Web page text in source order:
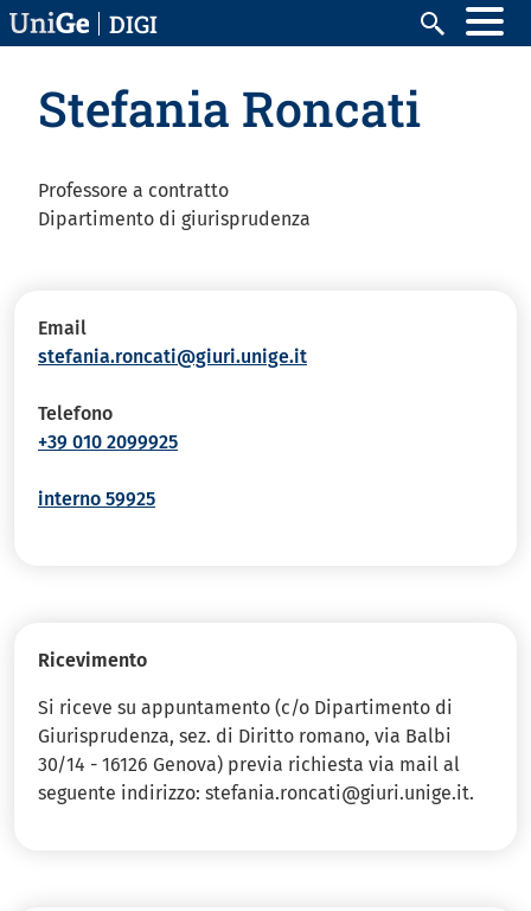
Salta al contenuto principale
DIGI Cerca
Stefania Roncati
Professore a contratto
Dipartimento di giurisprudenza
Email
stefania.roncati@giuri.unige.it
Telefono
+39 010 2099925
interno 59925
Ricevimento
Si riceve su appuntamento (c/o Dipartimento di
Giurisprudenza, sez. di Diritto romano, via Balbi
30/14 - 16126 Genova) previa richiesta via mail al
seguente indirizzo: stefania.roncati@giuri.unige.it.